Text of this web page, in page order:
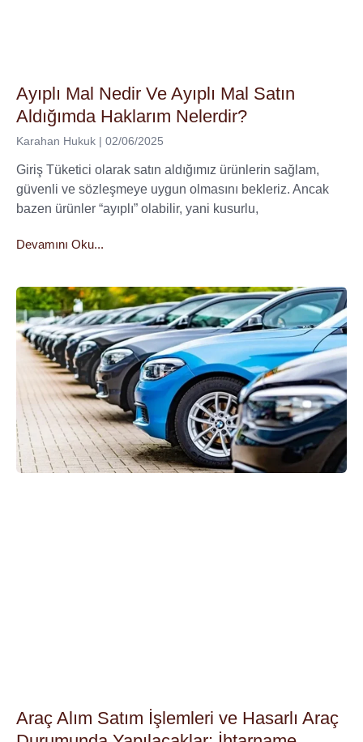
Ayıplı Mal Nedir Ve Ayıplı Mal Satın
Aldığımda Haklarım Nelerdir?
Karahan Hukuk 02/06/2025
Giriş Tüketici olarak satın aldığımız ürünlerin sağlam,
güvenli ve sözleşmeye uygun olmasını bekleriz. Ancak
bazen ürünler “ayıplı” olabilir, yani kusurlu,
Devamını Oku...
Araç Alım Satım İşlemleri ve Hasarlı Araç